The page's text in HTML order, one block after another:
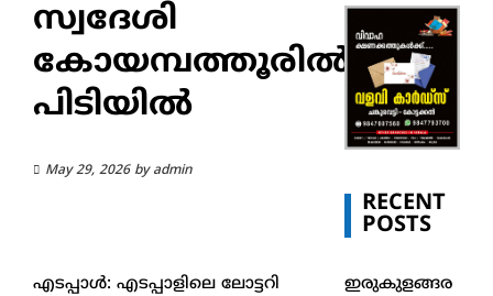
സ്വദേശി
കോയമ്പത്തൂരിൽ
പിടിയിൽ
May 29, 2026by admin
എടപ്പാൾ: എടപ്പാളിലെ ലോട്ടറി
RECENT
POSTS
ഇരുകുളങ്ങര